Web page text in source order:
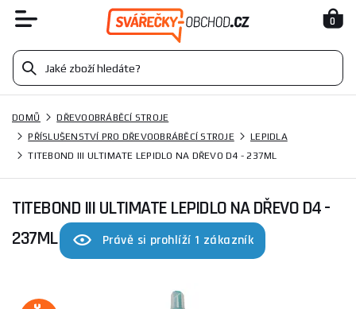
0
DOMŮ
DŘEVOOBRÁBĚCÍ STROJE
PŘÍSLUŠENSTVÍ PRO DŘEVOOBRÁBĚCÍ STROJE
LEPIDLA
TITEBOND III ULTIMATE LEPIDLO NA DŘEVO D4 - 237ML
TITEBOND III ULTIMATE LEPIDLO NA DŘEVO D4 -
237ML
Právě si prohlíží 1 zákazník